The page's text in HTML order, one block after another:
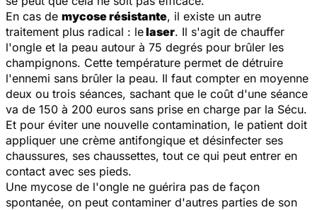
En cas de mycose résistante, il existe un autre
traitement plus radical : lelaser. Il s'agit de chauffer
l'ongle et la peau autour à 75 degrés pour brûler les
champignons. Cette température permet de détruire
l'ennemi sans brûler la peau. Il faut compter en moyenne
deux ou trois séances, sachant que le coût d'une séance
va de 150 à 200 euros sans prise en charge par la Sécu.
Et pour éviter une nouvelle contamination, le patient doit
appliquer une crème antifongique et désinfecter ses
chaussures, ses chaussettes, tout ce qui peut entrer en
contact avec ses pieds.
Une mycose de l'ongle ne guérira pas de façon
spontanée, on peut contaminer d'autres parties de son